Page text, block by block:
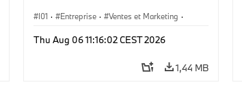
I01 · Entreprise · Ventes et Marketing ·
Thu Aug 06 11:16:02 CEST 2026
1,44 MB